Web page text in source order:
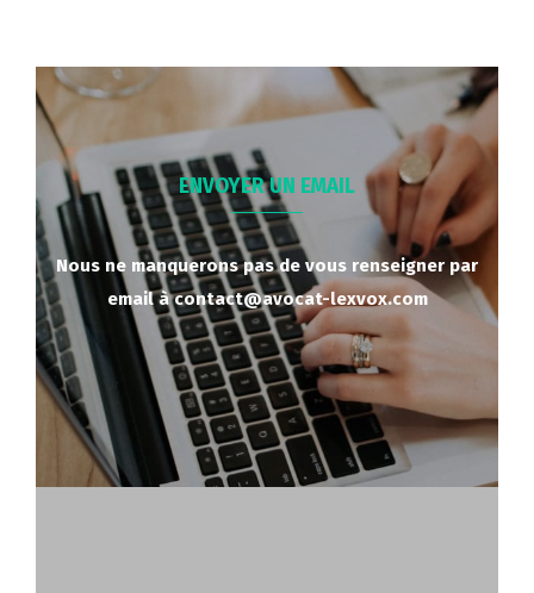
ENVOYER UN EMAIL
Nous ne manquerons pas de vous renseigner par
emailàcontact@avocat-lexvox.com